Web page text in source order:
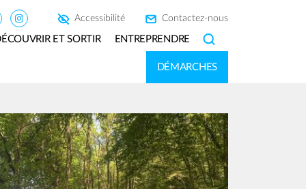
Accessibilité Contactez-nous
ET SORTIR ENTREPRENDRE SEARCH
DÉMARCHES